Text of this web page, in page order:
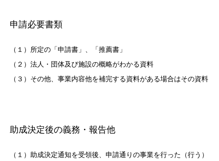
申請必要書類
（１）所定の「申請書」、「推薦書」
（２）法人・団体及び施設の概略がわかる資料
（３）その他、事業内容他を補完する資料がある場合はその資料
助成決定後の義務・報告他
（１）助成決定通知を受領後、申請通りの事業を行った（行う）